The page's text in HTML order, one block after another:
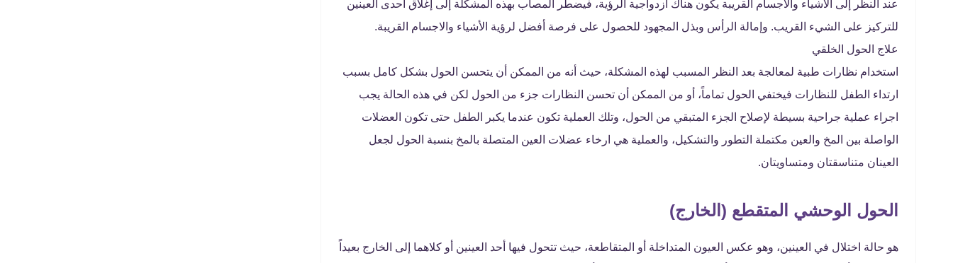
عند النظر إلى الأشياء والاجسام القريبة يكون هناك ازدواجية الرؤية، فيضطر المصاب بهذه المشكلة إلى إغلاق احدى العينين
للتركيز على الشيء القريب. وإمالة الرأس وبذل المجهود للحصول على فرصة أفضل لرؤية الأشياء والاجسام القريبة.
علاج الحول الخلقي
استخدام نظارات طبية لمعالجة بعد النظر المسبب لهذه المشكلة، حيث أنه من الممكن أن يتحسن الحول بشكل كامل بسبب
ارتداء الطفل للنظارات فيختفي الحول تماماً، أو من الممكن أن تحسن النظارات جزء من الحول لكن في هذه الحالة يجب
اجراء عملية جراحية بسيطة لإصلاح الجزء المتبقي من الحول، وتلك العملية تكون عندما يكبر الطفل حتى تكون العضلات
الواصلة بين المخ والعين مكتملة التطور والتشكيل، والعملية هي ارخاء عضلات العين المتصلة بالمخ بنسبة الحول لجعل
العينان متناسقتان ومتساويتان.
الحول الوحشي المتقطع (الخارج)
هو حالة اختلال في العينين، وهو عكس العيون المتداخلة أو المتقاطعة، حيث تتحول فيها أحد العينين أو كلاهما إلى الخارج بعيداً